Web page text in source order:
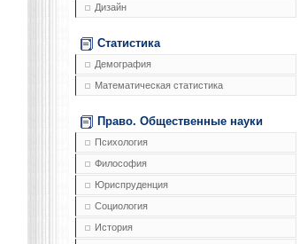
Дизайн
Статистика
Демография
Математическая статистика
Право. Общественные науки
Психология
Философия
Юриспруденция
Социология
История